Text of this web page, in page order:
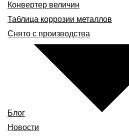
Конвертер величин
Таблица коррозии металлов
Снято с производства
Блог
Новости